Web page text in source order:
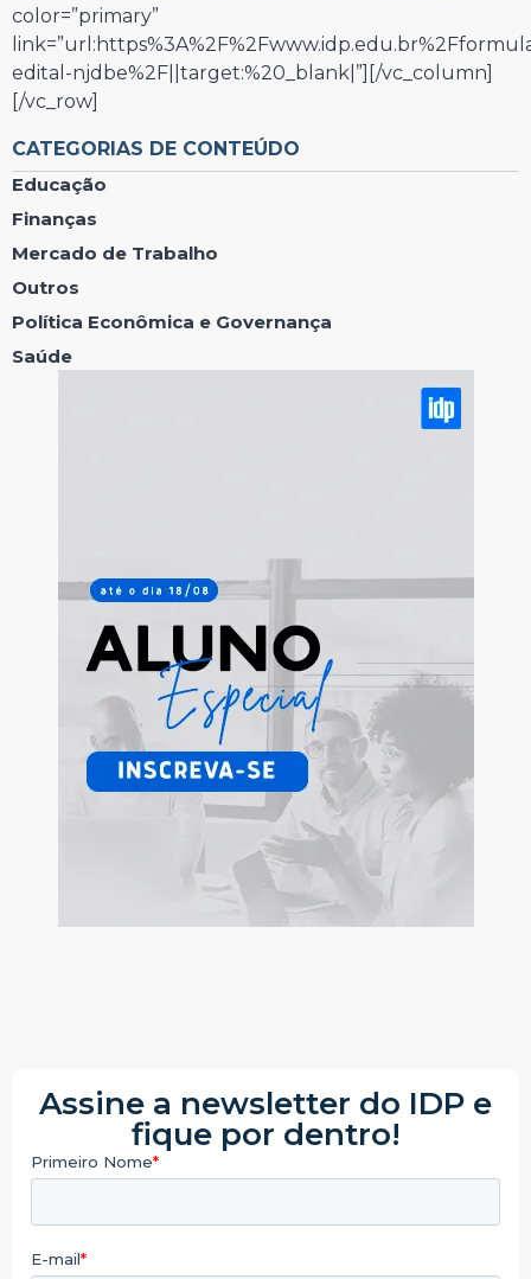
color=”primary”
edital-njdbe%2F||target:%20_blank|”][/vc_column]
[/vc_row]
CATEGORIAS DE CONTEÚDO
Educação
Finanças
Mercado de Trabalho
Outros
Política Econômica e Governança
Saúde
Assine a newsletter do IDP e
fique por dentro!